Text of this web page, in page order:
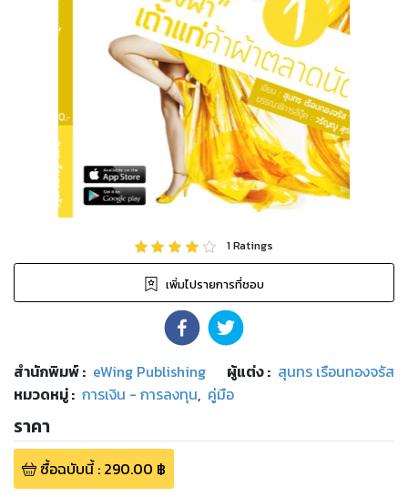
1Ratings
เพิ่มไปรายการที่ชอบ
สำนักพิมพ์: eWing Publishing ผู้แต่ง : สุนทร เรือนทองจรัส
หมวดหมู่: การเงิน - การลงทุน, คู่มือ
ราคา
ซื้อฉบับนี้: 290.00 ฿